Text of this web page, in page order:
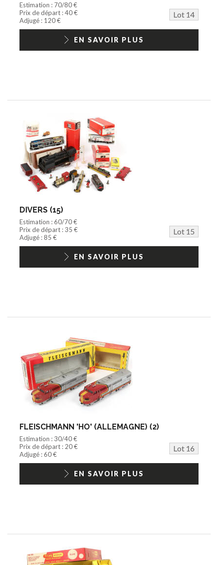
Estimation : 70/80 €
Prix de départ : 40 €
Lot 14
Adjugé : 120 €
EN SAVOIR PLUS
DIVERS (15)
Estimation : 60/70 €
Prix de départ : 35 €
Lot 15
Adjugé : 85 €
EN SAVOIR PLUS
FLEISCHMANN 'HO' (ALLEMAGNE) (2)
Estimation : 30/40 €
Prix de départ : 20 €
Lot 16
Adjugé : 60 €
EN SAVOIR PLUS